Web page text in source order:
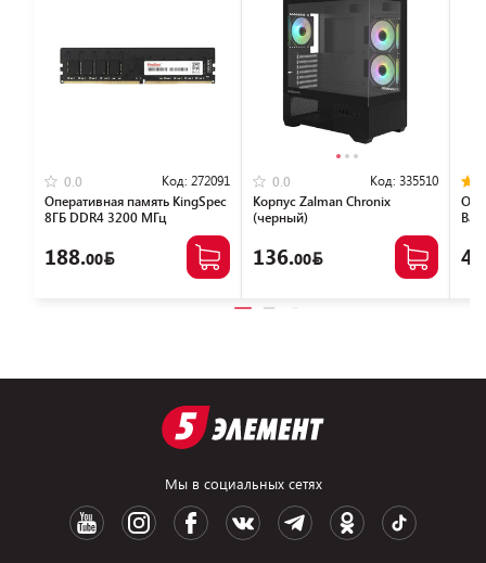
0.0 Код: 272091
Оперативная память KingSpec
8ГБ DDR4 3200 МГц
188.00
0.0 Код: 335510
Корпус Zalman Chronix
(черный)
136.00
Мы в социальных сетях